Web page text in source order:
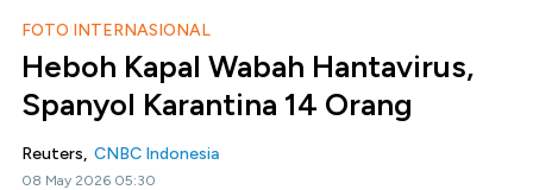
FOTO INTERNASIONAL
Heboh Kapal Wabah Hantavirus,
Spanyol Karantina 14 Orang
Reuters, CNBC Indonesia
08 May 2026 05:30